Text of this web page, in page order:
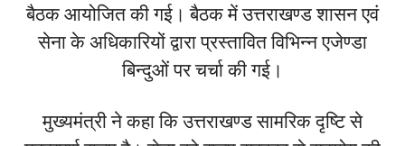
बैठक आयोजित की गई। बैठक में उत्तराखण्ड शासन एवं
सेना के अधिकारियों द्वारा प्रस्तावित विभिन्न एजेण्डा
बिन्दुओं पर चर्चा की गई।
मुख्यमंत्री ने कहा कि उत्तराखण्ड सामरिक दृष्टि से